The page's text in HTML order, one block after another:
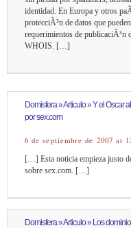
identidad. En Europa y otros
protecciÃ³n de datos que
requerimientos de publicaciÃ³n
WHOIS. […]
Domisfera » Articulo » Y el Oscar
por sex.com
6 de septiembre de 2007 at
[…] Esta noticia empieza justo
sobre sex.com. […]
Domisfera » Articulo » Los